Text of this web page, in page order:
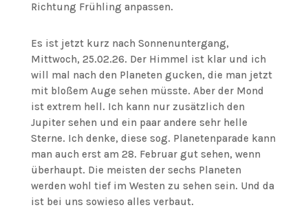
Richtung Frühling anpassen.
Es ist jetzt kurz nach Sonnenuntergang,
Mittwoch, 25.02.26. Der Himmel ist klar und ich
will mal nach den Planeten gucken, die man jetzt
mit bloßem Auge sehen müsste. Aber der Mond
ist extrem hell. Ich kann nur zusätzlich den
Jupiter sehen und ein paar andere sehr helle
Sterne. Ich denke, diese sog. Planetenparade kann
man auch erst am 28. Februar gut sehen, wenn
überhaupt. Die meisten der sechs Planeten
werden wohl tief im Westen zu sehen sein. Und da
ist bei uns sowieso alles verbaut.